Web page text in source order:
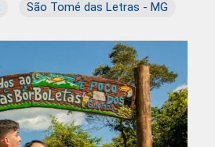
São Tomé das Letras - MG